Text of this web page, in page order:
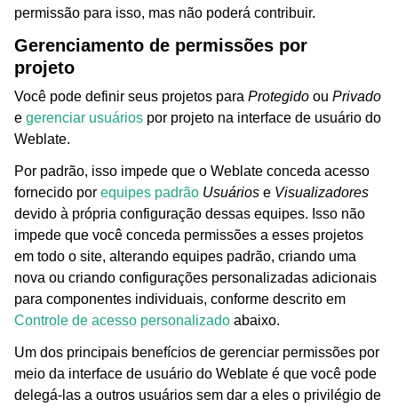
permissão para isso, mas não poderá contribuir.
Gerenciamento de permissões por
projeto
Você pode definir seus projetos para Protegido ou Privado
e gerenciar usuários por projeto na interface de usuário do
Weblate.
Por padrão, isso impede que o Weblate conceda acesso
fornecido por equipes padrão Usuários e Visualizadores
devido à própria configuração dessas equipes. Isso não
impede que você conceda permissões a esses projetos
em todo o site, alterando equipes padrão, criando uma
nova ou criando configurações personalizadas adicionais
para componentes individuais, conforme descrito em
Controle de acesso personalizado abaixo.
Um dos principais benefícios de gerenciar permissões por
meio da interface de usuário do Weblate é que você pode
delegá-las a outros usuários sem dar a eles o privilégio de